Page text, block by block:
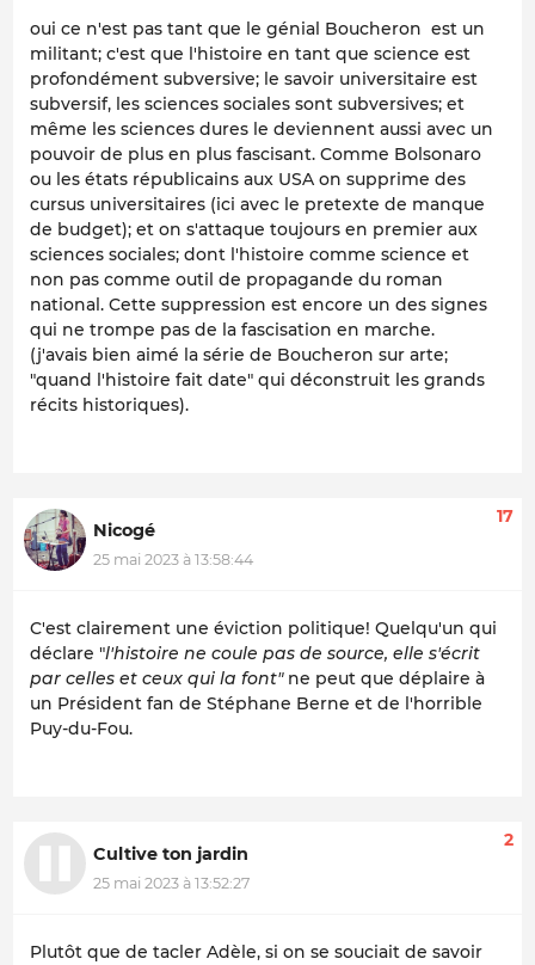
oui ce n'est pas tant que le génial Boucheron est un
militant; c'est que l'histoire en tant que science est
profondément subversive; le savoir universitaire est
subversif, les sciences sociales sont subversives; et
même les sciences dures le deviennent aussi avec un
pouvoir de plus en plus fascisant. Comme Bolsonaro
ou les états républicains aux USA on supprime des
cursus universitaires (ici avec le pretexte de manque
de budget); et on s'attaque toujours en premier aux
sciences sociales; dont l'histoire comme science et
non pas comme outil de propagande du roman
national. Cette suppression est encore un des signes
qui ne trompe pas de la fascisation en marche.
(j'avais bien aimé la série de Boucheron sur arte;
"quand l'histoire fait date" qui déconstruit les grands
récits historiques).
Nicogé
25 mai 2023 à 13:58:44
17
C'est clairement une éviction politique! Quelqu'un qui
déclare "l'histoire ne coule pas de source, elle s'écrit
par celles et ceux qui la font"ne peut que déplaire à
un Président fan de Stéphane Berne et de l'horrible
Puy-du-Fou.
Cultive ton jardin
25 mai 2023 à 13:52:27
2
Plutôt que de tacler Adèle, si on se souciait de savoir